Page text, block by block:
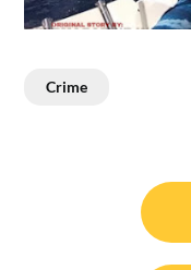
Crime
navigation